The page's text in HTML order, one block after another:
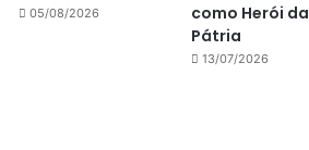
05/08/2026
como Herói da
Pátria
13/07/2026